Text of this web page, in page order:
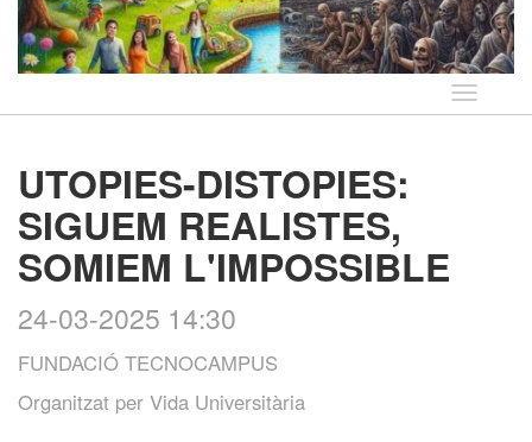
Idioma
UTOPIES-DISTOPIES:
SIGUEM REALISTES,
SOMIEM L'IMPOSSIBLE
24-03-2025 14:30
FUNDACIÓ TECNOCAMPUS
Organitzat per Vida Universitària